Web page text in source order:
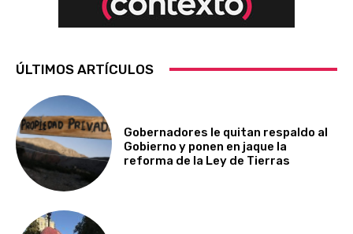
ÚLTIMOS ARTÍCULOS
Gobernadores le quitan respaldo al
Gobierno y ponen en jaque la
reforma de la Ley de Tierras